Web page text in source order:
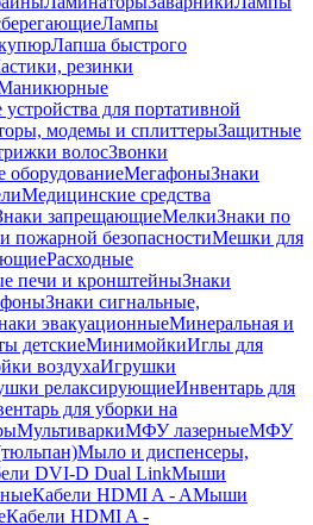
Лампы
Лапша быстрого
резинки
для портативной
модемы и сплиттерыЗащитные
волосЗвонки
оборудованиеМегафоныЗнаки
Медицинские средства
запрещающиеМелкиЗнаки по
пожарной безопасностиМешки для
Расходные
печи и кронштейныЗнаки
Знаки сигнальные,
эвакуационныеМинеральная и
детскиеМинимойкиИглы для
воздухаИгрушки
релаксирующиеИнвентарь для
для уборки на
МультиваркиМФУ лазерныеМФУ
Мыло и диспенсеры,
DVI-D Dual LinkМыши
Кабели HDMI A - AМыши
Кабели HDMI A -